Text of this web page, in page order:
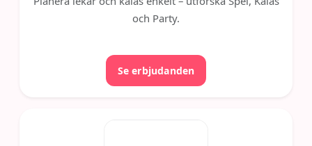
och Party.
Se erbjudanden